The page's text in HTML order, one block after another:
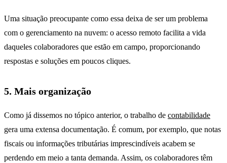
Uma situação preocupante como essa deixa de ser um problema
com o gerenciamento na nuvem: o acesso remoto facilita a vida
daqueles colaboradores que estão em campo, proporcionando
respostas e soluções em poucos cliques.
5. Mais organização
Como já dissemos no tópico anterior, o trabalho de contabilidade
gera uma extensa documentação. É comum, por exemplo, que notas
fiscais ou informações tributárias imprescindíveis acabem se
perdendo em meio a tanta demanda. Assim, os colaboradores têm